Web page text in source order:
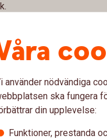
i internetbanken
gå igenom flödet.
använder nödvändiga
ska fungera
din upplevelse:
Funktioner, prestanda